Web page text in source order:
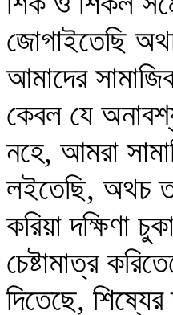
জোগাইতেছি
আমাদের
কেবল যে
নহে, আমরা
লইতেছি, অথচ
করিয়া দক্ষিণা
চেষ্টামাত্র
দিতেছে,